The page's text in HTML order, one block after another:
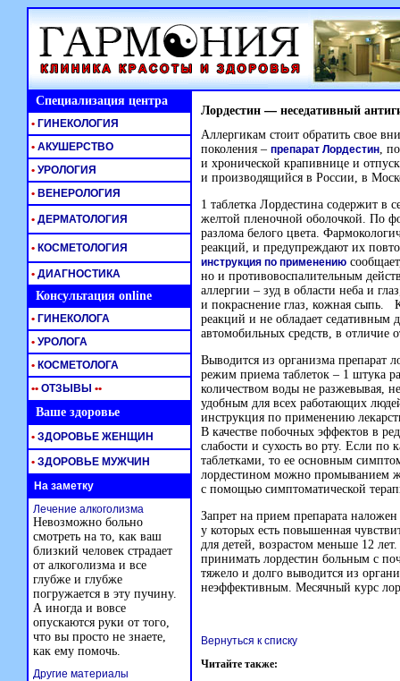
Специализация центра Лордестин — неседативный
Аллергикам стоит обратить свое
поколения – препарат Лордестин,
и хронической крапивнице и
и производящийся в России, в
1 таблетка Лордестина содержит в
желтой пленочной оболочкой. По
разлома белого цвета.
реакций, и предупреждают их
инструкция по применению
но и противовоспалительным
аллергии – зуд в области неба и
и покраснение глаз, кожная сыпь.
реакций и не обладает седативным
автомобильных средств, в отличие
Выводится из организма препарат
режим приема таблеток – 1 штука
количеством воды не разжевывая,
удобным для всех работающих
инструкция по применению
В качестве побочных эффектов в
слабости и сухость во рту. Если по
таблетками, то ее основным
лордестином можно промыванием
с помощью симптоматической
Запрет на прием препарата
у которых есть повышенная
для детей, возрастом меньше 12
принимать лордестин больным с
тяжело и долго выводится из
неэффективным. Месячный курс
Вернуться к списку
Читайте также:
• ГИНЕКОЛОГИЯ
• АКУШЕРСТВО
• УРОЛОГИЯ
• ВЕНЕРОЛОГИЯ
• ДЕРМАТОЛОГИЯ
• КОСМЕТОЛОГИЯ
• ДИАГНОСТИКА
Консультация online
• ГИНЕКОЛОГА
• УРОЛОГА
• КОСМЕТОЛОГА
•• ОТЗЫВЫ ••
Ваше здоровье
• ЗДОРОВЬЕ ЖЕНЩИН
• ЗДОРОВЬЕ МУЖЧИН
На заметку
Лечение алкоголизма
Невозможно больно
смотреть на то, как ваш
близкий человек страдает
от алкоголизма и все
глубже и глубже
погружается в эту пучину.
А иногда и вовсе
опускаются руки от того,
что вы просто не знаете,
как ему помочь.
Другие материалы